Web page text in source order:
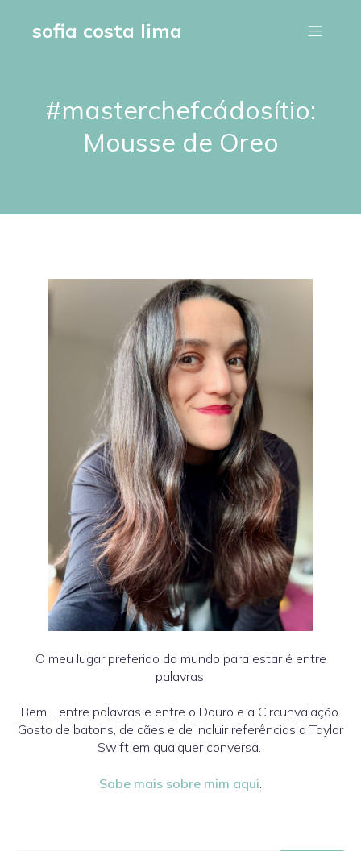
sofia costa lima
#masterchefcádosítio:
Mousse de Oreo
O meu lugar preferido do mundo para estar é entre
palavras.
Bem… entre palavras e entre o Douro e a Circunvalação.
Gosto de batons, de cães e de incluir referências a Taylor
Swift em qualquer conversa.
Sabe mais sobre mim aqui.